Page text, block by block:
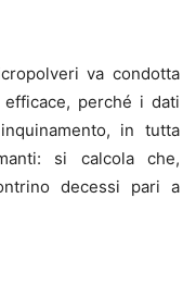
va condotta
perché i dati
in tutta
si calcola che,
decessi pari a